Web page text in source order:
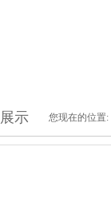
示 您现在的位置: